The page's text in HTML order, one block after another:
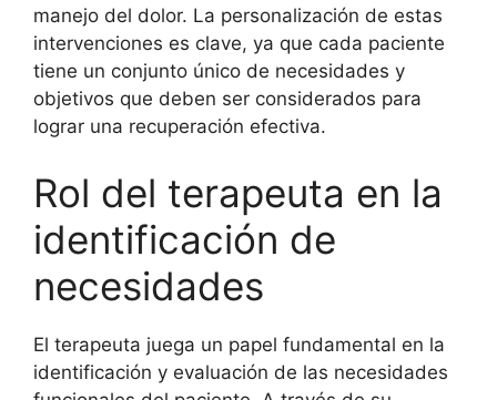
manejo del dolor. La personalización de estas
intervenciones es clave, ya que cada paciente
tiene un conjunto único de necesidades y
objetivos que deben ser considerados para
lograr una recuperación efectiva.
Rol del terapeuta en la
identificación de
necesidades
El terapeuta juega un papel fundamental en la
identificación y evaluación de las necesidades